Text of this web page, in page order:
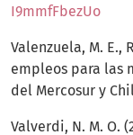
I9mmfFbezUo
Valenzuela, M. E.,
empleos para las
del Mercosur y
Valverdi, N. M. O.